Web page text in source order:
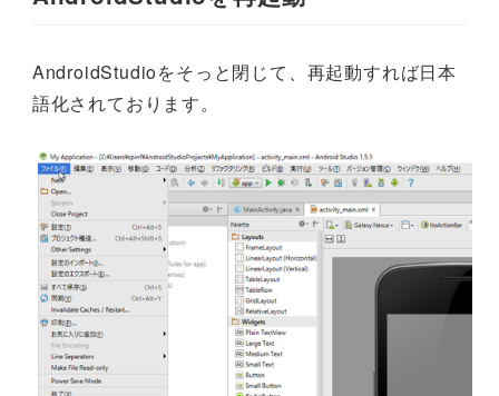
AndroidStudioをそっと閉じて、再起動すれば日本
語化されております。